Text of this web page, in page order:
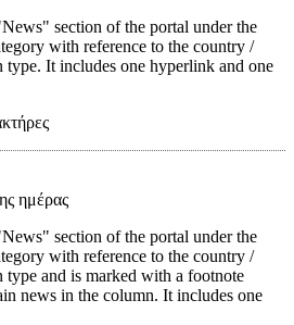
section of the portal under the
with reference to the country /
type. It includes one hyperlink and one
ημέρας
section of the portal under the
with reference to the country /
type and is marked with a footnote
news in the column. It includes one